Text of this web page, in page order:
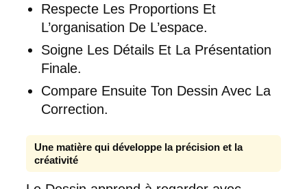
Respecte Les Proportions Et
L’organisation De L’espace.
Soigne Les Détails Et La Présentation
Finale.
Compare Ensuite Ton Dessin Avec La
Correction.
Une matière qui développe la précision et la
créativité